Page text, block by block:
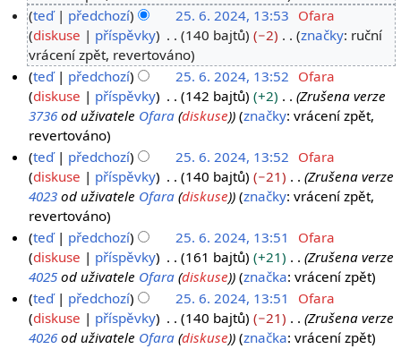
2
e
z
s
h
r
n
u
t
í
e
d
i
t
a
e
teď
předchozí 25. 6. 2024, 13:53 Ofara
diskuse
příspěvky 140 bajtů
−2
B
e
z
s
h
r
n
u
t
í
e
d
i
t
a
značky: ruční
vrácení zpět revertováno
teď
předchozí 25. 6. 2024, 13:52 Ofara
diskuse
příspěvky 142 bajtů +2
Zrušena verze
3736od uživatele Ofara (diskuse) značky:vrácení zpět
revertováno
teď
předchozí 25. 6. 2024, 13:52 Ofara
diskuse
příspěvky 140 bajtů −21
Zrušena verze
4023 od uživatele Ofara (diskuse) značky:vrácení zpět
revertováno
teď
předchozí 25. 6. 2024, 13:51
Ofara
diskuse
příspěvky 161 bajtů +21
Zrušena verze
4025 od uživatele Ofara (diskuse) značka:vrácení zpět
teď
předchozí 25. 6. 2024, 13:51
Ofara
diskuse
příspěvky 140 bajtů −21
Zrušena verze
4026od uživatele Ofara (diskuse) značka:vrácení zpět